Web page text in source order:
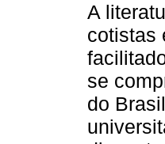
A
cotistas
se
do